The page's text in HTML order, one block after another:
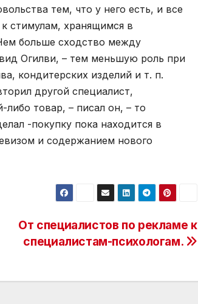
тем, что у него есть, и все
стимулам, хранящимся в
больше сходство между
Огилви, – тем меньшую роль при
кондитерских изделий и т. п.
другой специалист,
товар, – писал он, – то
-покупку пока находится в
и содержанием нового
От специалистов по рекламе к
специалистам-психологам.